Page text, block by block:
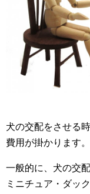
犬の交配をさせる
費用が掛かります。
一般的に、犬の交
ミニチュア・ダッ